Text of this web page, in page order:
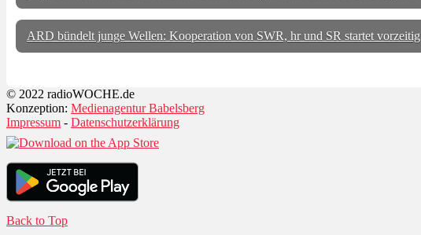
ARD bündelt junge Wellen: Kooperation von SWR, hr und SR startet vorzeitig
© 2022 radioWOCHE.de
Konzeption: Medienagentur Babelsberg
Impressum - Datenschutzerklärung
Back to Top